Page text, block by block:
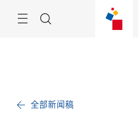
全部新闻稿